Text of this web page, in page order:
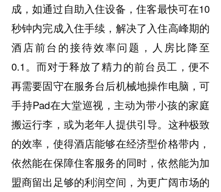
成，如通过自助入住设备，住客最快可在10
秒钟内完成入住手续，解决了入住高峰期的
酒店前台的接待效率问题，人房比降至
0.1。而对于释放了精力的前台员工，便不
再需要固守在服务台后机械地操作电脑，可
手持Pad在大堂巡视，主动为带小孩的家庭
搬运行李，或为老年人提供引导。这种极致
的效率，使得酒店能够在经济型价格带内，
依然能在保障住客服务的同时，依然能为加
盟商留出足够的利润空间，为更广阔市场的